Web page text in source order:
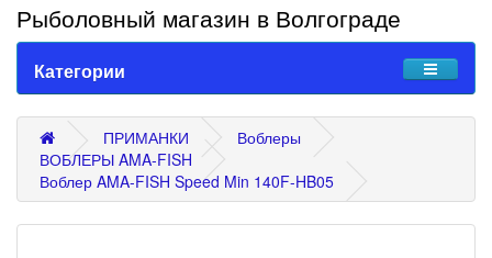
Рыболовный магазин в Волгограде
Категории
ПРИМАНКИ
Воблеры
ВОБЛЕРЫ AMA-FISH
Воблер AMA-FISH Speed Min 140F-HB05